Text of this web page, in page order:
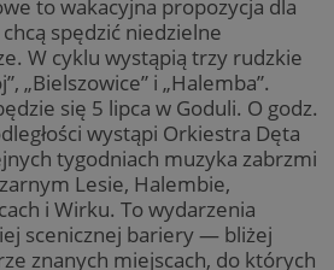
to wakacyjna propozycja dla
spędzić niedzielne
W cyklu wystąpią trzy rudzkie
„Bielszowice” i „Halemba”.
się 5 lipca w Goduli. O godz.
wystąpi Orkiestra Dęta
tygodniach muzyka zabrzmi
Lesie, Halembie,
i Wirku. To wydarzenia
scenicznej bariery — bliżej
znanych miejscach, do których